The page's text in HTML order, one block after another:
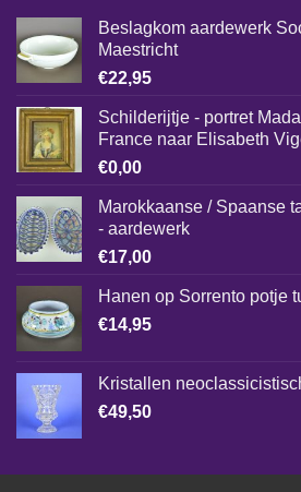
Beslagkom aardewerk
Maestricht
€22,95
Schilderijtje - portret
France naar Elisabeth
€0,00
Marokkaanse / Spaanse
- aardewerk
€17,00
Hanen op Sorrento potje
€14,95
Kristallen
€49,50